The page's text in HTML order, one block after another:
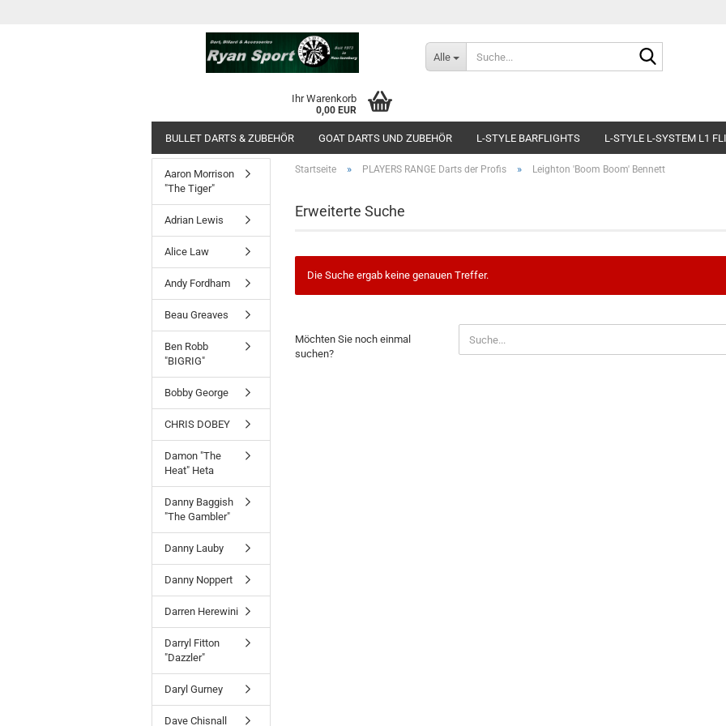
Alle
Ihr Warenkorb
0,00 EUR
BULLET DARTS & ZUBEHÖR GOAT DARTS UND ZUBEHÖR L-STYLE BARFLIGHTS L-STYLE L-SYSTEM L1
Startseite » PLAYERS RANGE Darts der Profis » Leighton 'Boom Boom' Bennett
Erweiterte Suche
Die Suche ergab keine genauen Treffer.
SIE
NOCH
Möchten Sie noch einmal
suchen?
Aaron Morrison
"The Tiger"
Adrian Lewis
Alice Law
Andy Fordham
Beau Greaves
Ben Robb
"BIGRIG"
Bobby George
CHRIS DOBEY
Damon "The
Heat" Heta
Danny Baggish
"The Gambler"
Danny Lauby
Danny Noppert
Darren Herewini
Darryl Fitton
"Dazzler"
Daryl Gurney
Dave Chisnall